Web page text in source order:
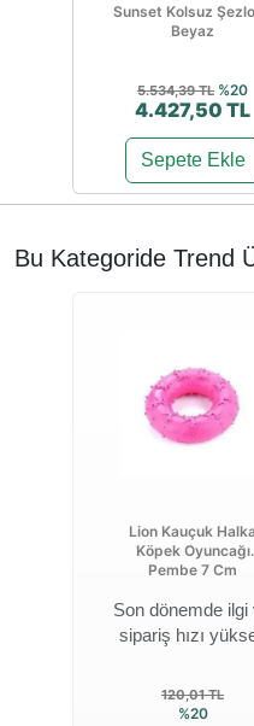
Sunset Kolsuz
Beyaz
5.534,39 TL %20
4.427,50 TL
Sepete Ekle
Bu Kategoride Trend
Lion Kauçuk Halka
Köpek Oyuncağı
Pembe 7 Cm
Son dönemde ilgi
sipariş hızı
120,01 TL
%20